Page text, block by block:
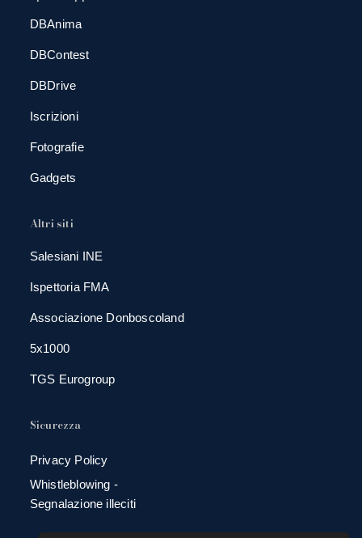
DBAnima
DBContest
DBDrive
Iscrizioni
Fotografie
Gadgets
Altri siti
Salesiani INE
Ispettoria FMA
Associazione Donboscoland
5x1000
TGS Eurogroup
Sicurezza
Privacy Policy
Whistleblowing -
Segnalazione illeciti